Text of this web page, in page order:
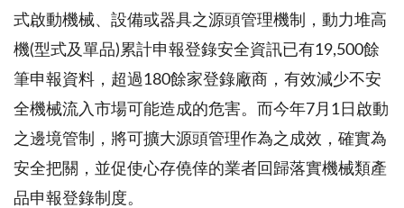
式啟動機械、設備或器具之源頭管理機制，動力堆高
機(型式及單品)累計申報登錄安全資訊已有19,500餘
筆申報資料，超過180餘家登錄廠商，有效減少不安
全機械流入市場可能造成的危害。而今年7月 1 日啟動
之邊境管制，將可擴大源頭管理作為之成效，確實為
安全把關，並促使心存僥倖的業者回歸落實機械類產
品申報登錄制度。